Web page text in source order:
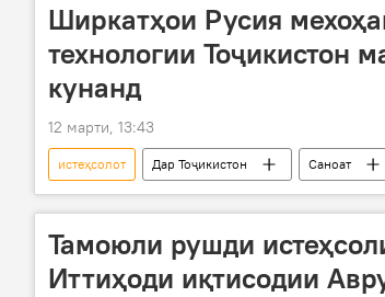
Ширкатҳои Русия
технологии Тоҷикистон
кунанд
12 марти, 13:43
истеҳсолот Дар Тоҷикистон Саноат
Тамоюли рушди
Иттиҳоди иқтисодии